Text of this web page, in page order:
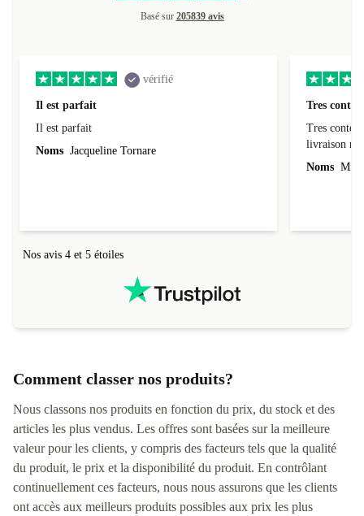
Basé sur 205839 avis
vérifié
Il est parfait
Il est parfait
Noms Jacqueline Tornare
Tres
Tres
Noms
Nos avis 4 et 5 étoiles
Comment classer nos produits?
Nous classons nos produits en fonction du prix, du stock et des
articles les plus vendus. Les offres sont basées sur la meilleure
valeur pour les clients, y compris des facteurs tels que la qualité
du produit, le prix et la disponibilité du produit. En contrôlant
continuellement ces facteurs, nous nous assurons que les clients
ont accès aux meilleurs produits possibles aux prix les plus